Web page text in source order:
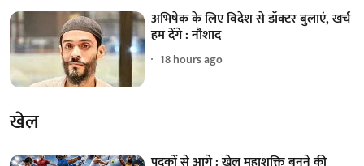
अभिषेक के लिए विदेश से डॉक्टर बुलाएं, खर्च
हम देंगे : नौशाद
18 hours ago
खेल